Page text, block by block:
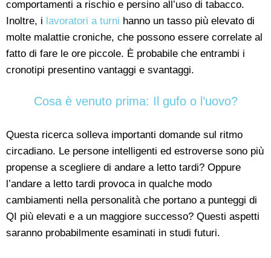
comportamenti a rischio e persino all’uso di tabacco.
Inoltre, i lavoratori a turni hanno un tasso più elevato di
molte malattie croniche, che possono essere correlate al
fatto di fare le ore piccole. È probabile che entrambi i
cronotipi presentino vantaggi e svantaggi.
Cosa è venuto prima: Il gufo o l’uovo?
Questa ricerca solleva importanti domande sul ritmo
circadiano. Le persone intelligenti ed estroverse sono più
propense a scegliere di andare a letto tardi? Oppure
l’andare a letto tardi provoca in qualche modo
cambiamenti nella personalità che portano a punteggi di
QI più elevati e a un maggiore successo? Questi aspetti
saranno probabilmente esaminati in studi futuri.